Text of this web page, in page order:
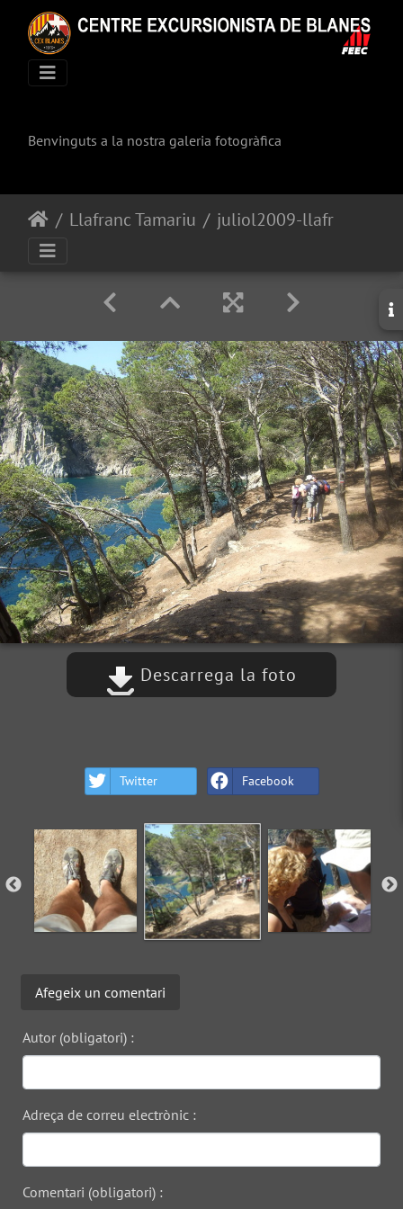
Benvinguts a la nostra galeria fotogràfica
Llafranc Tamariu
Descarrega la foto
Twitter Facebook
Afegeix un comentari
Autor (obligatori) :
Adreça de correu electrònic :
Comentari (obligatori) :